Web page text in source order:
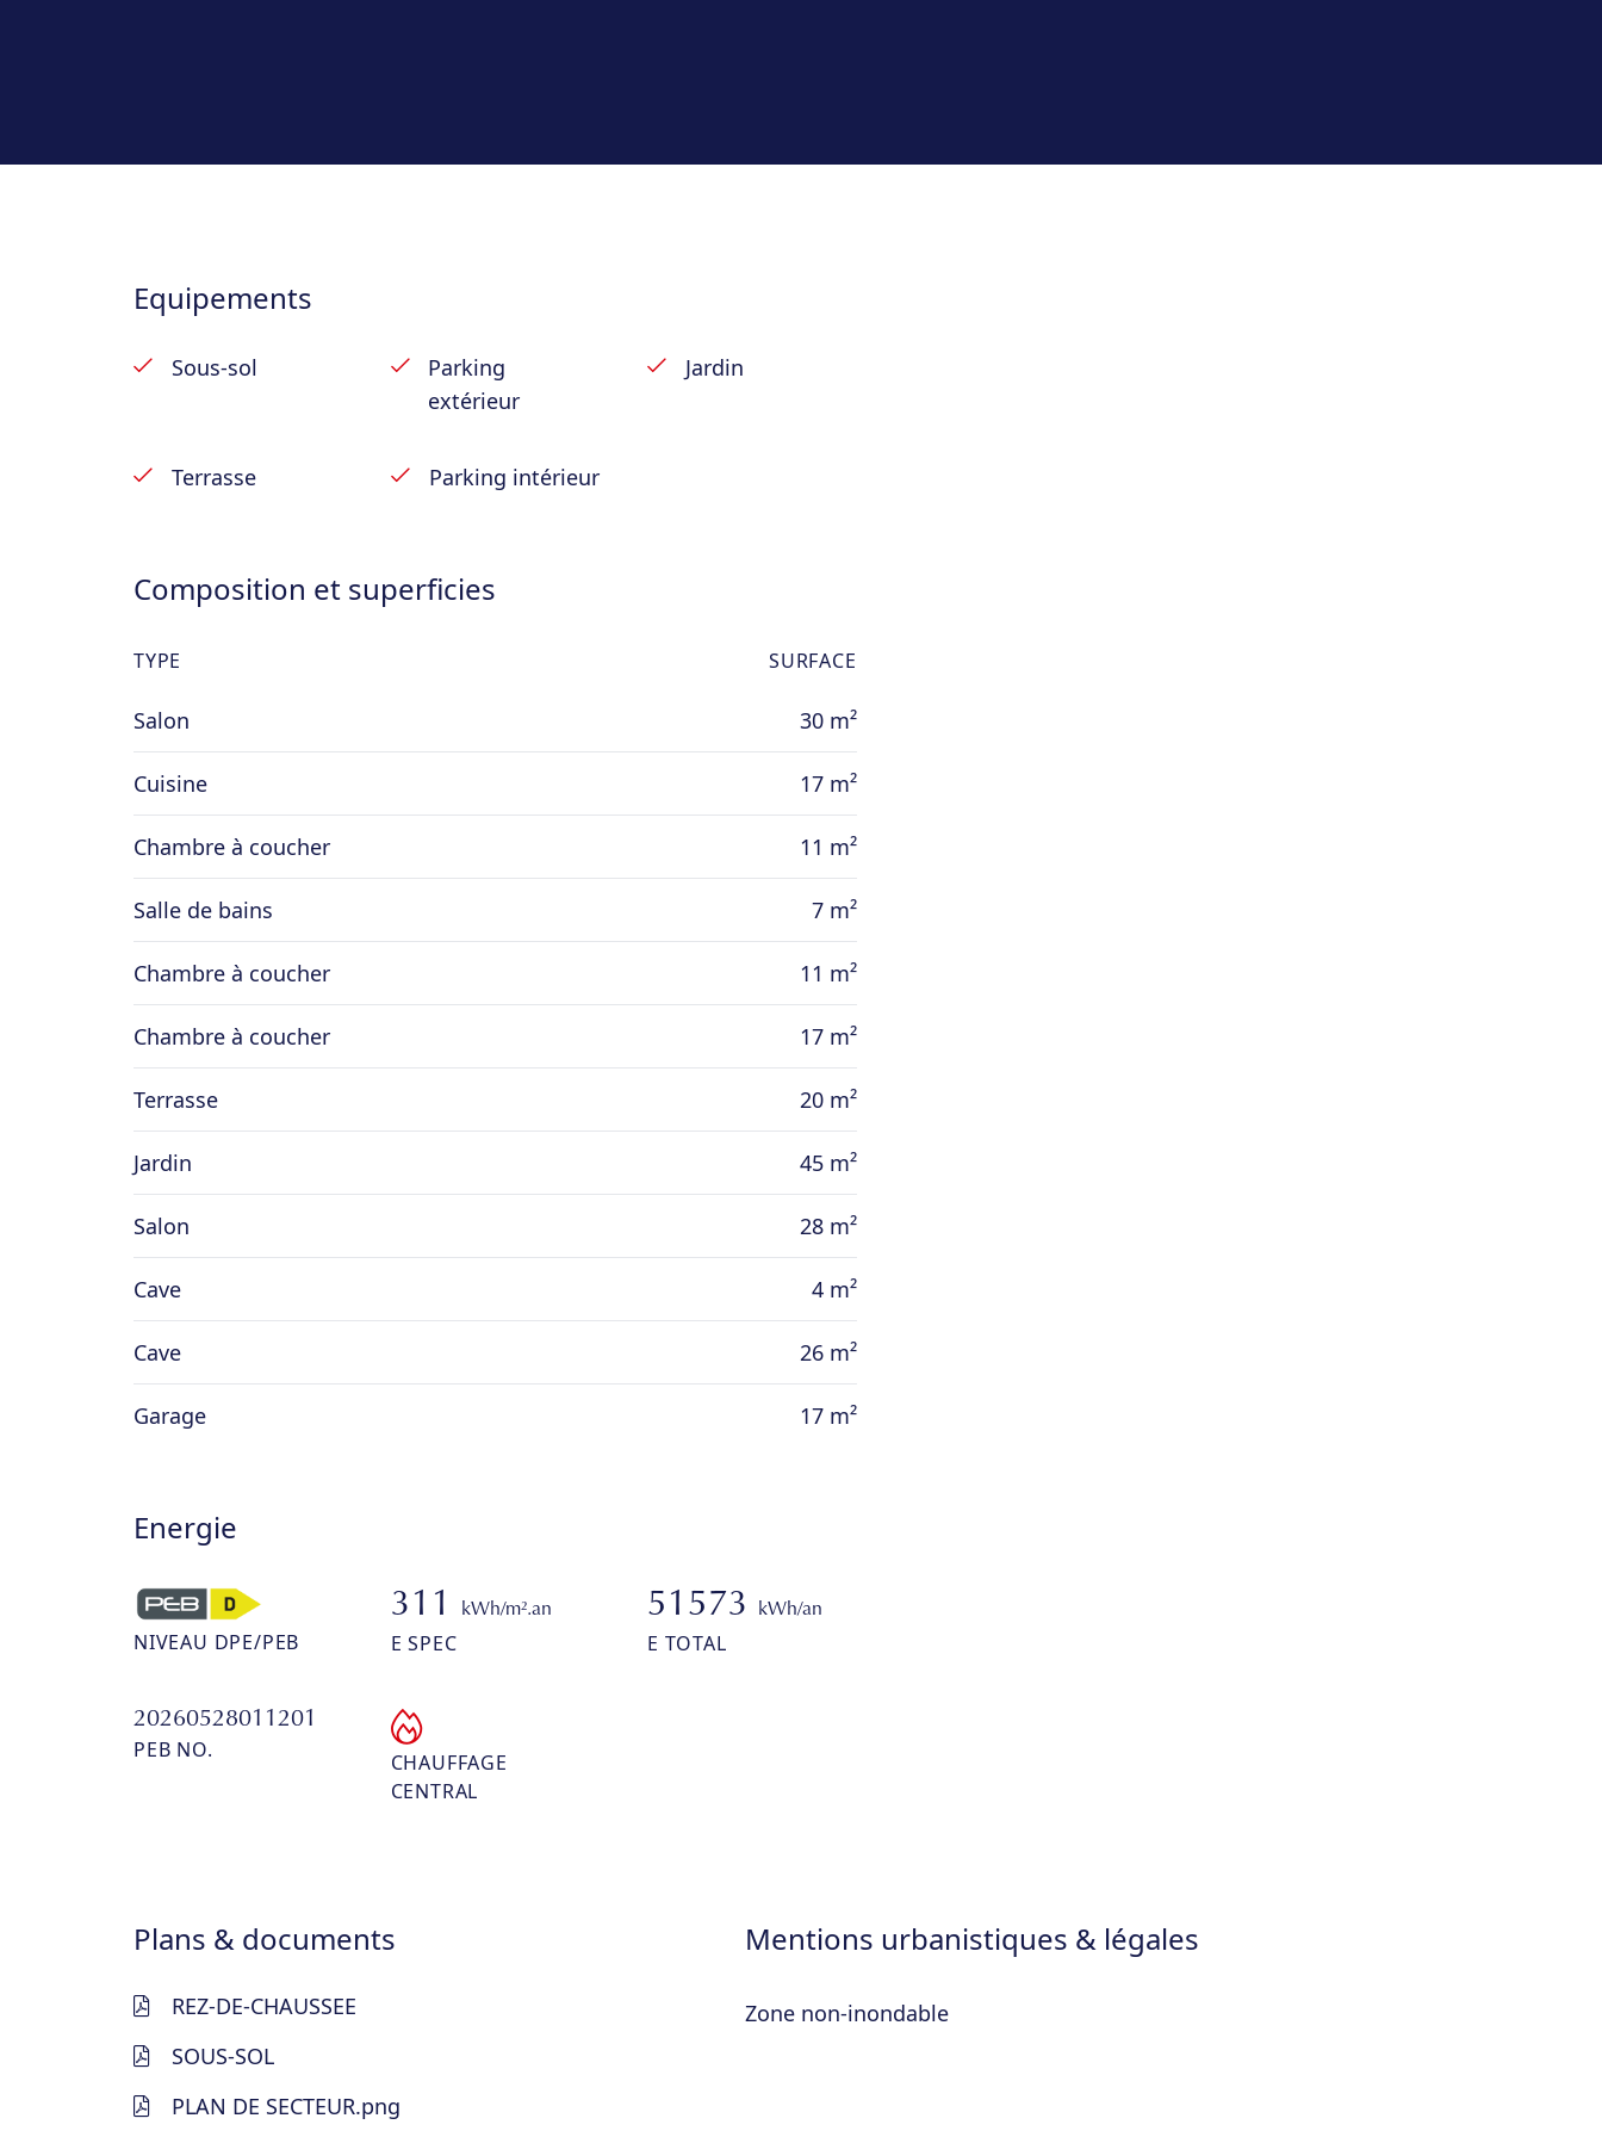
Equipements
Sous-sol
Parking
extérieur
Jardin
Terrasse Parking intérieur
Composition et superficies
TYPE SURFACE
Salon 30 m²
Cuisine 17 m²
Chambre à coucher 11 m²
Salle de bains 7 m²
Chambre à coucher 11 m²
Chambre à coucher 17 m²
Terrasse 20 m²
Jardin 45 m²
Salon 28 m²
Cave 4 m²
Cave 26 m²
Garage 17 m²
Energie
NIVEAU DPE/PEB
311 kWh/m².an
E SPEC
51573 kWh/an
E TOTAL
20260528011201
PEB NO.
CHAUFFAGE
CENTRAL
Plans & documents
REZ-DE-CHAUSSEE
SOUS-SOL
PLAN DE SECTEUR.png
Mentions urbanistiques & légales
Zone non-inondable